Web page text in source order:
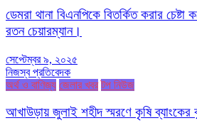
ডেমরা থানা বিএনপিকে বিতর্কিত করার
রতন চেয়ারম্যান।
সেপ্টেম্বর ৯, ২০২৫
নিজস্ব প্রতিবেদক
অর্থ ও বাণিজ্য জেলার খবর টপ নিউজ
আখাউড়ায় জুলাই শহীদ স্মরণে কৃষি ব্যাংকের